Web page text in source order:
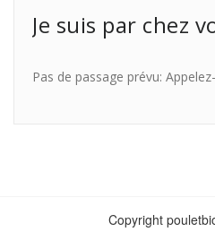
Je suis par chez
Pas de passage prévu:
Copyright